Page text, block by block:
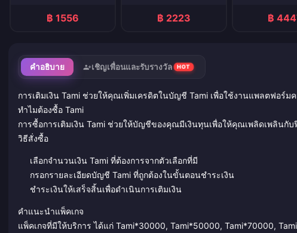
฿ 1556 ฿ 2223 ฿
คำอธิบาย เชิญเพื่อนและรับรางวัล HOT
การเติมเงิน Tami ช่วยให้คุณเพิ่มเครดิตในบัญชี Tami เพื่อใช้งานแพลตฟอร์ม
ทำไมต้องซื้อ Tami
การซื้อการเติมเงิน Tami ช่วยให้บัญชีของคุณมีเงินทุนเพื่อให้คุณเพลิดเพลินกับ
วิธีสั่งซื้อ
เลือกจำนวนเงิน Tami ที่ต้องการจากตัวเลือกที่มี
กรอกรายละเอียดบัญชี Tami ที่ถูกต้องในขั้นตอนชำระเงิน
ชำระเงินให้เสร็จสิ้นเพื่อดำเนินการเติมเงิน
คำแนะนำแพ็คเกจ
แพ็คเกจที่มีให้บริการ ได้แก่ Tami*30000, Tami*50000, Tami*70000,